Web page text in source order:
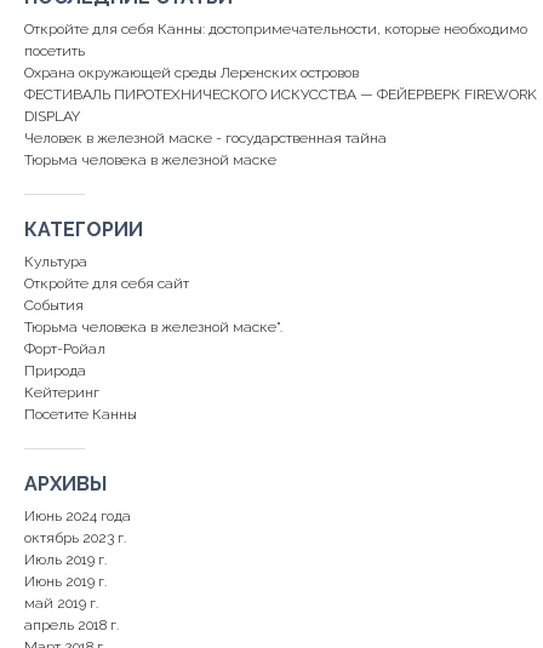
Откройте для себя Канны: достопримечательности, которые необходимо
посетить
Охрана окружающей среды Леренских островов
ФЕСТИВАЛЬ ПИРОТЕХНИЧЕСКОГО ИСКУССТВА — ФЕЙЕРВЕРК FIREWORK
DISPLAY
Человек в железной маске - государственная тайна
Тюрьма человека в железной маске
КАТЕГОРИИ
Культура
Откройте для себя сайт
События
Тюрьма человека в железной маске".
Форт-Ройал
Природа
Кейтеринг
Посетите Канны
АРХИВЫ
Июнь 2024 года
октябрь 2023 г.
Июль 2019 г.
Июнь 2019 г.
май 2019 г.
апрель 2018 г.